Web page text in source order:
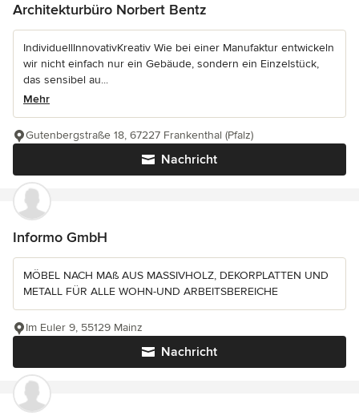
Architekturbüro Norbert Bentz
IndividuellInnovativKreativ Wie bei einer Manufaktur entwickeln
wir nicht einfach nur ein Gebäude, sondern ein Einzelstück,
das sensibel au...
Mehr
Nachricht
Gutenbergstraße 18, 67227 Frankenthal (Pfalz)
Informo GmbH
MÖBEL NACH MAß AUS MASSIVHOLZ, DEKORPLATTEN UND
METALL FÜR ALLE WOHN-UND ARBEITSBEREICHE
Nachricht
Im Euler 9, 55129 Mainz